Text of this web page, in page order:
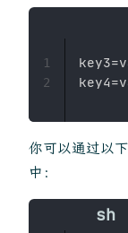
1
2
你可以通过以
中：